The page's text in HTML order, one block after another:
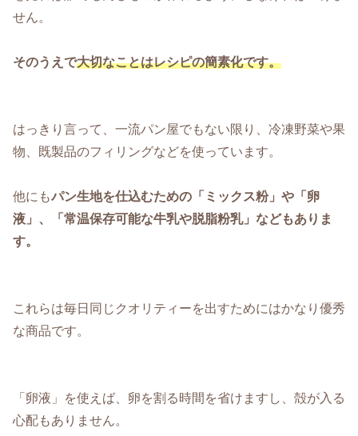
せん。
そのうえで大切なことはレシピの簡素化です。
はっきり言って、一流パン屋でもない限り、冷凍野菜や果
物、既製品のフィリングなどを使っています。
他にもパン生地を仕込むための「ミックス粉」や「卵
液」、「常温保存可能な牛乳や脱脂粉乳」などもありま
す。
これらは毎日同じクオリティーを出すためにはかなり優秀
な商品です。
「卵液」を使えば、卵を割る時間を省けますし、殻が入る
心配もありません。